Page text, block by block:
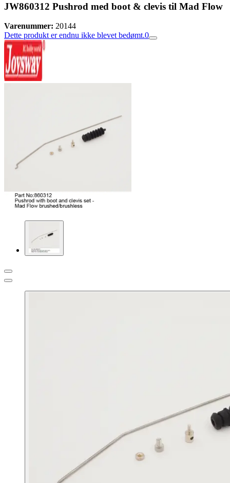
JW860312 Pushrod med boot & clevis til Mad Flow
Varenummer: 20144
Dette produkt er endnu ikke blevet bedømt.0